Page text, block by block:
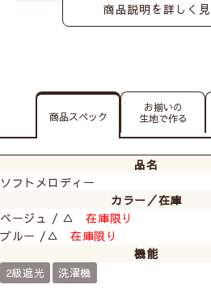
商品説明を詳しく見
商品スペック
お揃いの
生地で作る
品名
ソフトメロディー
カラー／在庫
ベージュ / △在庫限り
ブルー /△ 在庫限り
機能
2級遮光 洗濯機